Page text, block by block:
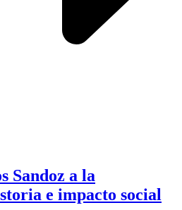
Sandoz a la
e impacto social